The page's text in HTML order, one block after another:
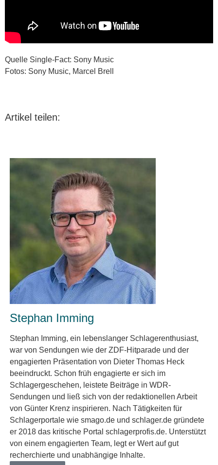
Quelle Single-Fact: Sony Music
Fotos: Sony Music, Marcel Brell
Artikel teilen:
Stephan Imming
Stephan Imming, ein lebenslanger Schlagerenthusiast,
war von Sendungen wie der ZDF-Hitparade und der
engagierten Präsentation von Dieter Thomas Heck
beeindruckt. Schon früh engagierte er sich im
Schlagergeschehen, leistete Beiträge in WDR-
Sendungen und ließ sich von der redaktionellen Arbeit
von Günter Krenz inspirieren. Nach Tätigkeiten für
Schlagerportale wie smago.de und schlager.de gründete
er 2018 das kritische Portal schlagerprofis.de. Unterstützt
von einem engagierten Team, legt er Wert auf gut
recherchierte und unabhängige Inhalte.